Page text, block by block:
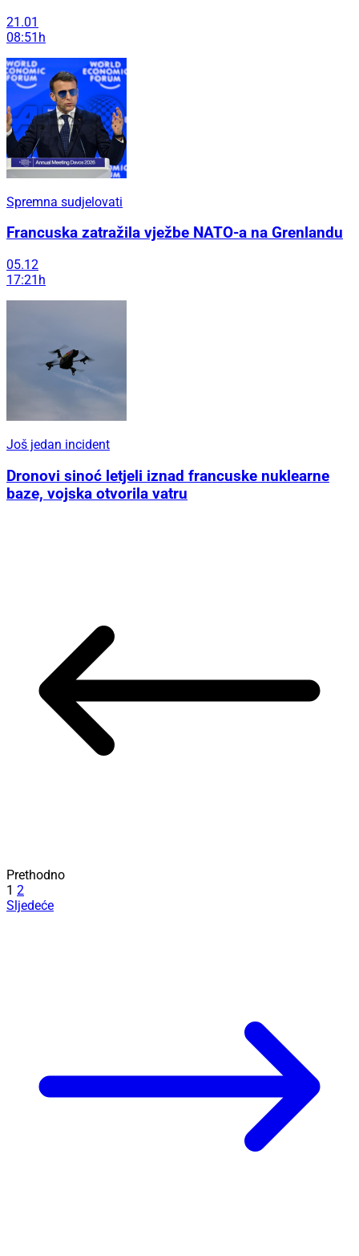
21.01
08:51h
Spremna sudjelovati
Francuska zatražila vježbe NATO-a na Grenlandu
05.12
17:21h
Još jedan incident
Dronovi sinoć letjeli iznad francuske nuklearne
baze, vojska otvorila vatru
Prethodno
1 2
Sljedeće